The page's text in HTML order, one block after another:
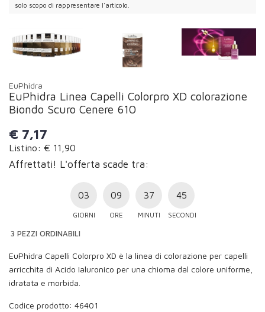
solo scopo di rappresentare l'articolo.
EuPhidra
EuPhidra Linea Capelli Colorpro XD colorazione
Biondo Scuro Cenere 610
€ 7,17
Listino: € 11,90
Affrettati! L'offerta scade tra:
03
GIORNI
09
ORE
37
MINUTI
44
SECONDI
3 PEZZI ORDINABILI
EuPhidra Capelli Colorpro XD è la linea di colorazione per capelli
arricchita di Acido Ialuronico per una chioma dal colore uniforme,
idratata e morbida.
Codice prodotto: 46401